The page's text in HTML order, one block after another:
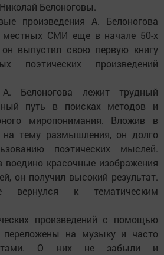
Белоноговы.
произведения А. Белоногова
местных СМИ еще в начале 50-х
выпустил свою первую книгу
поэтических произведений
Белоногова лежит трудный
путь в поисках методов и
миропонимания. Вложив в
на тему размышления, он долго
поэтических мыслей.
воедино красочные изображения
он получил высокий результат.
к тематическим
произведений с помощью
переложены на музыку и часто
О них не забыли и